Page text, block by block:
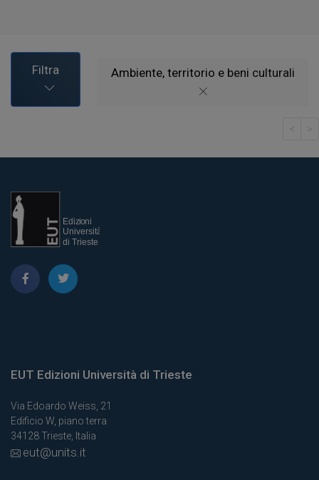
Filtra Ambiente, territorio e beni culturali
< >
EUT Edizioni Università di Trieste
Via Edoardo Weiss, 21
Edificio W, piano terra
34128 Trieste, Italia
eut@units.it